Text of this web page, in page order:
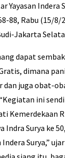
Yayasan Indera
88, Rabu (15/
Jakarta
dapat
dimana
dan juga obat-
ini
Kemerdekaan
Indra Surya ke
Indera Surya,”